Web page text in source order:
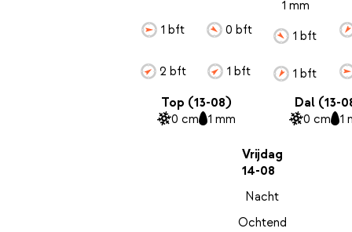
1 bft
2 bft
0 bft
1 bft
1 mm
1 bft
1 bft
Top (13-08)
0 cm 1 mm
Dal (13-
0 cm 1
Vrijdag
14-08
Nacht
Ochtend